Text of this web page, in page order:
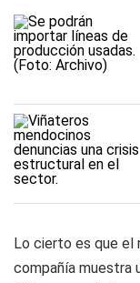
Lo cierto es que el
compañía muestra